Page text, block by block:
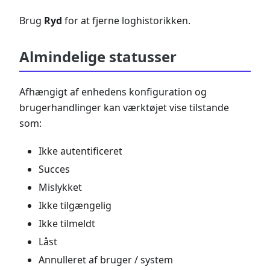
Brug Ryd for at fjerne loghistorikken.
Almindelige statusser
Afhængigt af enhedens konfiguration og
brugerhandlinger kan værktøjet vise tilstande
som:
Ikke autentificeret
Succes
Mislykket
Ikke tilgængelig
Ikke tilmeldt
Låst
Annulleret af bruger / system